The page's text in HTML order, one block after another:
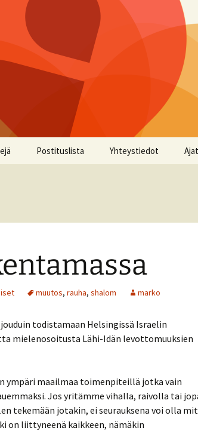
Postituslista Yhteystiedot
muutos, rauha, shalom marko
todistamaan Helsingissä Israelin
mielenosoitusta Lähi-Idän levottomuuksien
ympäri maailmaa toimenpiteillä jotka vain
Jos yritämme vihalla, raivolla tai
tekemään jotakin, ei seurauksena voi olla
on liittyneenä kaikkeen, nämäkin